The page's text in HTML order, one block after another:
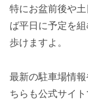
特にお盆前後や
ば平日に予定を
歩けますよ。
最新の駐車場情
ちらも公式サイ